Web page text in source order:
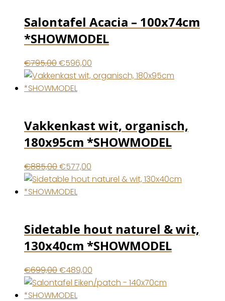
Salontafel Acacia – 100x74cm
*SHOWMODEL
€795,00Oorspronkelijke
prijs
was:
€596,00
prijs
Vakkenkast wit, organisch,
180x95cm *SHOWMODEL
€885,00Oorspronkelijke
prijs
was:
€577,00
prijs
Sidetable hout naturel & wit,
130x40cm *SHOWMODEL
€699,00Oorspronkelijke
prijs
was:
€489,00
prijs